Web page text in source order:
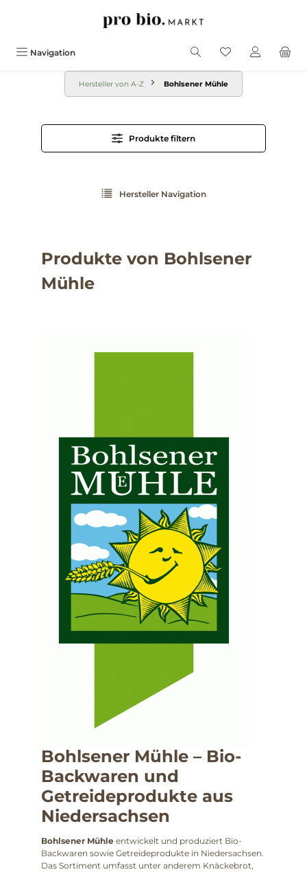
Navigation
Hersteller von A-Z Bohlsener Mühle
Produkte filtern
Hersteller Navigation
Produkte von Bohlsener
Mühle
Bohlsener Mühle – Bio-
Backwaren und
Getreideprodukte aus
Niedersachsen
Bohlsener Mühle entwickelt und produziert Bio-
Backwaren sowie Getreideprodukte in Niedersachsen.
Das Sortiment umfasst unter anderem Knäckebrot,